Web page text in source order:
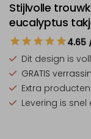
Stijlvolle
eucalyptus
4.65
Dit design is
GRATIS
Extra producten
Levering is snel